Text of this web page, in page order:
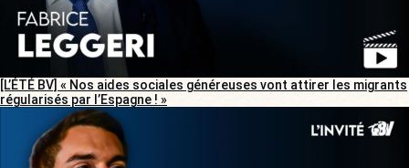
[L’ÉTÉ BV] « Nos aides sociales généreuses vont attirer les migrants
régularisés par l’Espagne ! »